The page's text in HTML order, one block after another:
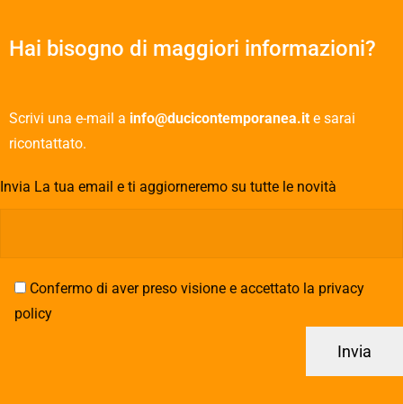
Hai bisogno di maggiori informazioni?
Scrivi una e-mail a info@ducicontemporanea.it e sarai
ricontattato.
Invia La tua email e ti aggiorneremo su tutte le novità
Confermo di aver preso visione e accettato la privacy
policy